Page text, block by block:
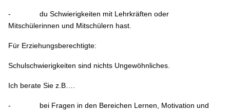
- du Schwierigkeiten mit Lehrkräften oder
Mitschülerinnen und Mitschülern hast.
Für Erziehungsberechtigte:
Schulschwierigkeiten sind nichts Ungewöhnliches.
Ich berate Sie z.B….
- bei Fragen in den Bereichen Lernen, Motivation und